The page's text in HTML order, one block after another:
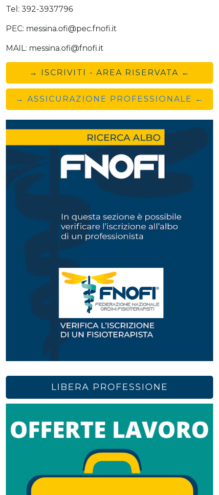
Tel: 392-3937796
PEC: messina.ofi@pec.fnofi.it
MAIL: messina.ofi@fnofi.it
→ ISCRIVITI - AREA RISERVATA ←
→ ASSICURAZIONE PROFESSIONALE ←
LIBERA PROFESSIONE